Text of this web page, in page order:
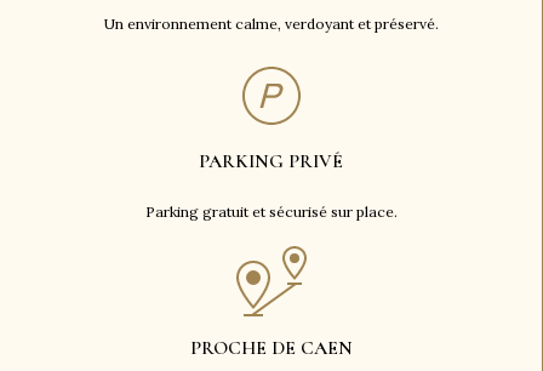
Un environnement calme, verdoyant et préservé.
PARKING PRIVÉ
Parking gratuit et sécurisé sur place.
PROCHE DE CAEN